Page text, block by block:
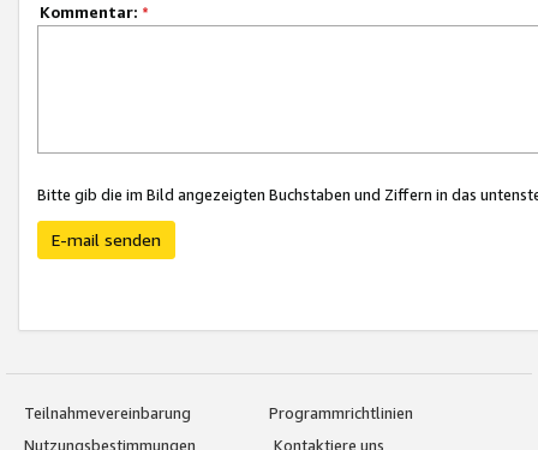
Kommentar: *
Bitte gib die im Bild angezeigten Buchstaben und Ziffern in das
E-mail senden
Teilnahmevereinbarung
Programmrichtlinien
Nutzungsbestimmungen
Kontaktiere uns